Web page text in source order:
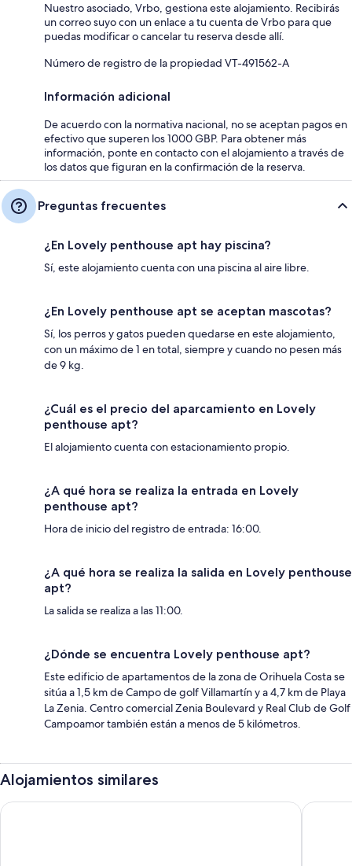
Nuestro asociado, Vrbo, gestiona este alojamiento. Recibirás
un correo suyo con un enlace a tu cuenta de Vrbo para que
puedas modificar o cancelar tu reserva desde allí.
Número de registro de la propiedad VT-491562-A
Información adicional
De acuerdo con la normativa nacional, no se aceptan pagos en
efectivo que superen los 1000 GBP. Para obtener más
información, ponte en contacto con el alojamiento a través de
los datos que figuran en la confirmación de la reserva.
Preguntas frecuentes
¿En Lovely penthouse apt hay piscina?
Sí, este alojamiento cuenta con una piscina al aire libre.
¿En Lovely penthouse apt se aceptan mascotas?
Sí, los perros y gatos pueden quedarse en este alojamiento,
con un máximo de 1 en total, siempre y cuando no pesen más
de 9 kg.
¿Cuál es el precio del aparcamiento en Lovely
penthouse apt?
El alojamiento cuenta con estacionamiento propio.
¿A qué hora se realiza la entrada en Lovely
penthouse apt?
Hora de inicio del registro de entrada: 16:00.
¿A qué hora se realiza la salida en Lovely penthouse
apt?
La salida se realiza a las 11:00.
¿Dónde se encuentra Lovely penthouse apt?
Este edificio de apartamentos de la zona de Orihuela Costa se
sitúa a 1,5 km de Campo de golf Villamartín y a 4,7 km de Playa
La Zenia. Centro comercial Zenia Boulevard y Real Club de Golf
Campoamor también están a menos de 5 kilómetros.
Alojamientos similares
Apartamentos Palmera Beach La